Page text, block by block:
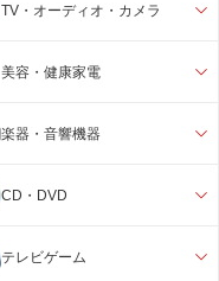
TV・オーディオ・カメラ
美容・健康家電
楽器・音響機器
CD・DVD
テレビゲーム